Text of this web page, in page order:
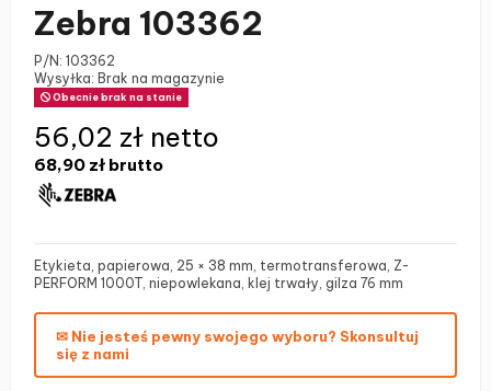
Zebra 103362
P/N: 103362
Wysyłka: Brak na magazynie
Obecnie brak na stanie
68,90 zł brutto
56,02 zł netto
Etykieta, papierowa, 25 × 38 mm, termotransferowa, Z-
PERFORM 1000T, niepowlekana, klej trwały, gilza 76 mm
✉ Nie jesteś pewny swojego wyboru? Skonsultuj
się z nami